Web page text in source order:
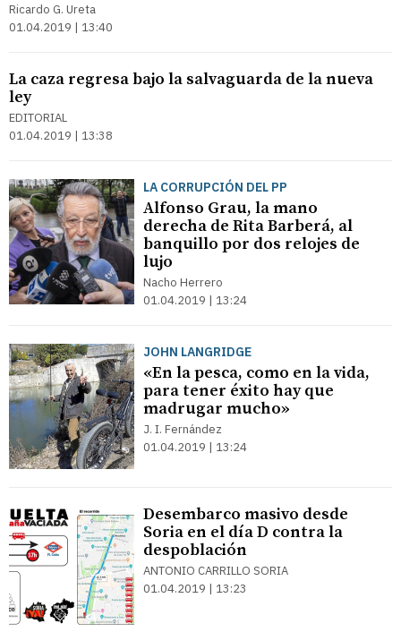
Ricardo G. Ureta
01.04.2019 | 13:40
La caza regresa bajo la salvaguarda de la nueva
ley
EDITORIAL
01.04.2019 | 13:38
LA CORRUPCIÓN DEL PP
Alfonso Grau, la mano
derecha de Rita Barberá, al
banquillo por dos relojes de
lujo
Nacho Herrero
01.04.2019 | 13:24
JOHN LANGRIDGE
«En la pesca, como en la vida,
para tener éxito hay que
madrugar mucho»
J. I. Fernández
01.04.2019 | 13:24
Desembarco masivo desde
Soria en el día D contra la
despoblación
ANTONIO CARRILLO SORIA
01.04.2019 | 13:23